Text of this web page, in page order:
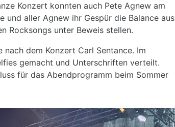
Konzert konnten auch Pete Agnew am
und aller Agnew ihr Gespür die Balance aus
Rocksongs unter Beweis stellen.
nach dem Konzert Carl Sentance. Im
gemacht und Unterschriften verteilt.
für das Abendprogramm beim Sommer